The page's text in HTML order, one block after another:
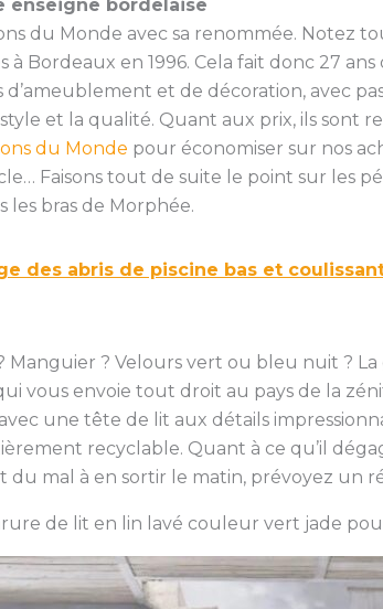
enseigne bordelaise
du Monde avec sa renommée. Notez
à Bordeaux en 1996. Cela fait donc 27
d’ameublement et de décoration, avec
style et la qualité. Quant aux prix, ils sont
du Monde pour économiser sur nos
Faisons tout de suite le point sur les
bras de Morphée.
des abris de piscine bas et
Manguier ? Velours vert ou bleu nuit ?
vous envoie tout droit au pays de la
une tête de lit aux détails
recyclable. Quant à ce qu’il
mal à en sortir le matin, prévoyez un
de lit en lin lavé couleur vert jade